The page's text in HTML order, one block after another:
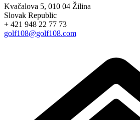
Kvačalova 5, 010 04 Žilina
Slovak Republic
+ 421 948 22 77 73
golf108@golf108.com